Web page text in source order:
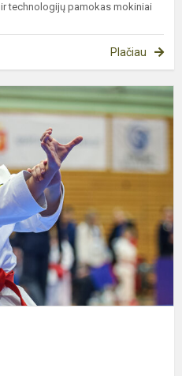
technologijų pamokas mokiniai
Plačiau